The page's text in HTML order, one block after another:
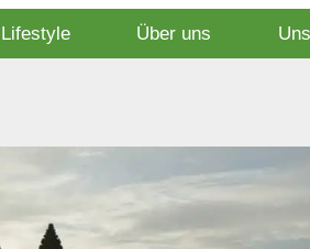
Lifestyle Über uns